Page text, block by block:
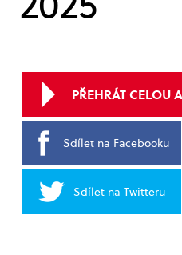
PŘEHRÁT CELOU
Sdílet na Facebooku
Sdílet na Twitteru